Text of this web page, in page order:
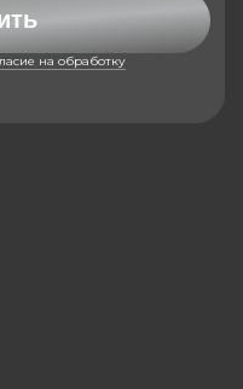
на обработку